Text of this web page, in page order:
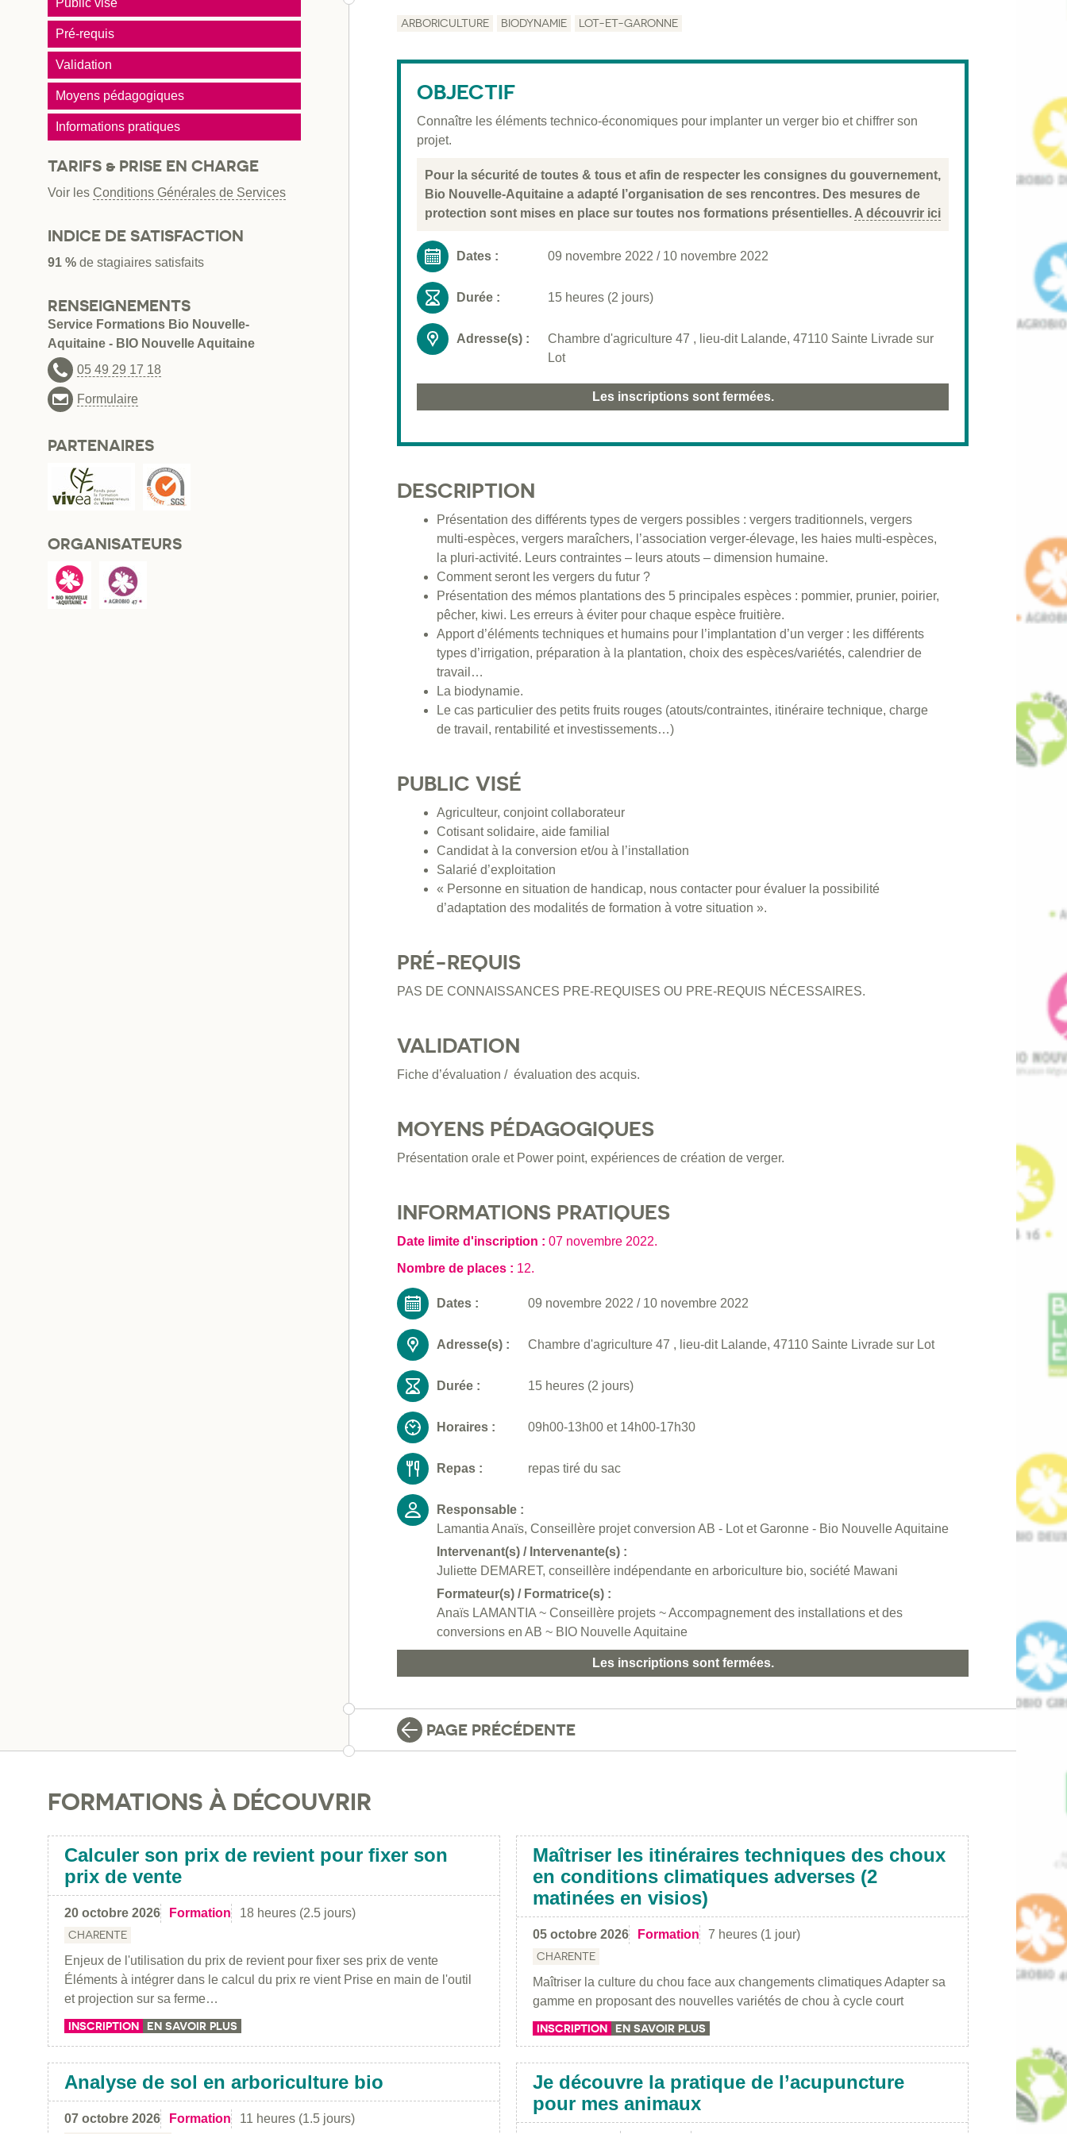
ARBORICULTURE BIODYNAMIE LOT-ET-GARONNE
OBJECTIF
Connaître les éléments technico-économiques pour implanter un verger bio et chiffrer son
projet.
Pour la sécurité de toutes & tous et afin de respecter les consignes du gouvernement,
Bio Nouvelle-Aquitaine a adapté l’organisation de ses rencontres. Des mesures de
protection sont mises en place sur toutes nos formations présentielles. A découvrir ici
Dates : 09 novembre 2022 / 10 novembre 2022
Durée : 15 heures (2 jours)
Adresse(s) :
Chambre d'agriculture 47 , lieu-dit Lalande, 47110 Sainte Livrade sur
Lot
Les inscriptions sont fermées.
DESCRIPTION
Présentation des différents types de vergers possibles : vergers traditionnels, vergers
multi-espèces, vergers maraîchers, l’association verger-élevage, les haies multi-espèces,
la pluri-activité. Leurs contraintes – leurs atouts – dimension humaine.
Comment seront les vergers du futur ?
Présentation des mémos plantations des 5 principales espèces : pommier, prunier, poirier,
pêcher, kiwi. Les erreurs à éviter pour chaque espèce fruitière.
Apport d’éléments techniques et humains pour l’implantation d’un verger : les différents
types d’irrigation, préparation à la plantation, choix des espèces/variétés, calendrier de
travail…
La biodynamie.
Le cas particulier des petits fruits rouges (atouts/contraintes, itinéraire technique, charge
de travail, rentabilité et investissements…)
PUBLIC VISÉ
Agriculteur, conjoint collaborateur
Cotisant solidaire, aide familial
Candidat à la conversion et/ou à l’installation
Salarié d’exploitation
« Personne en situation de handicap, nous contacter pour évaluer la possibilité
d’adaptation des modalités de formation à votre situation ».
PRÉ-REQUIS
PAS DE CONNAISSANCES PRE-REQUISES OU PRE-REQUIS NÉCESSAIRES.
VALIDATION
Fiche d’évaluation / évaluation des acquis.
MOYENS PÉDAGOGIQUES
Présentation orale et Power point, expériences de création de verger.
INFORMATIONS PRATIQUES
Date limite d'inscription : 07 novembre 2022.
Nombre de places : 12.
Dates : 09 novembre 2022 / 10 novembre 2022
Adresse(s) : Chambre d'agriculture 47 , lieu-dit Lalande, 47110 Sainte Livrade sur Lot
Durée : 15 heures (2 jours)
Horaires : 09h00-13h00 et 14h00-17h30
Repas : repas tiré du sac
Responsable :
Lamantia Anaïs, Conseillère projet conversion AB - Lot et Garonne - Bio Nouvelle Aquitaine
Intervenant(s) / Intervenante(s) :
Juliette DEMARET, conseillère indépendante en arboriculture bio, société Mawani
Formateur(s) / Formatrice(s) :
Anaïs LAMANTIA ~ Conseillère projets ~ Accompagnement des installations et des
conversions en AB ~ BIO Nouvelle Aquitaine
Les inscriptions sont fermées.
PAGE PRÉCÉDENTE
Public visé
Pré-requis
Validation
Moyens pédagogiques
Informations pratiques
TARIFS & PRISE EN CHARGE
Voir les Conditions Générales de Services
INDICE DE SATISFACTION
91 % de stagiaires satisfaits
RENSEIGNEMENTS
Service Formations Bio Nouvelle-
Aquitaine - BIO Nouvelle Aquitaine
05 49 29 17 18
Formulaire
PARTENAIRES
ORGANISATEURS
FORMATIONS À DÉCOUVRIR
Calculer son prix de revient pour fixer son
prix de vente
20 octobre 2026 Formation 18 heures (2.5 jours)
CHARENTE
Enjeux de l'utilisation du prix de revient pour fixer ses prix de vente
Éléments à intégrer dans le calcul du prix re vient Prise en main de l'outil
et projection sur sa ferme…
INSCRIPTION EN SAVOIR PLUS
Maîtriser les itinéraires techniques des choux
en conditions climatiques adverses (2
matinées en visios)
05 octobre 2026 Formation 7 heures (1 jour)
CHARENTE
Maîtriser la culture du chou face aux changements climatiques Adapter sa
gamme en proposant des nouvelles variétés de chou à cycle court
INSCRIPTION EN SAVOIR PLUS
Analyse de sol en arboriculture bio
07 octobre 2026 Formation 11 heures (1.5 jours)
Je découvre la pratique de l’acupuncture
pour mes animaux